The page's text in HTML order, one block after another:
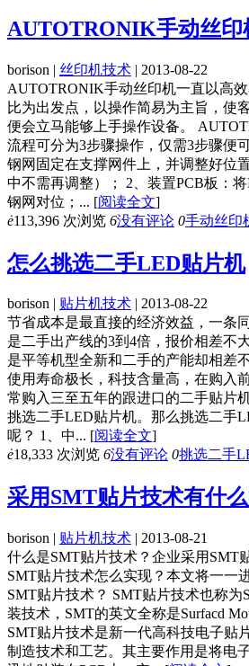
AUTOTRONIK手动丝印
borison | 丝印机技术 | 2013-08-22
AUTOTRONIK手动丝印机一直以高
比为出发点，以操作简易为主旨，使
便会立马能够上手操作设备。
流程可分为3步骤操作，仅需3步骤便
钢网固定在支撑网件上，并调整好位
中不需再调整）； 2、装置PCB板：
钢网对位；... [阅读全文]
ė113,396 次浏览 6没有评论 0手动丝印
怎么挑选二手LED贴片机
borison | 贴片机技术 | 2013-08-22
节省成本是最直接的经济效益，一条
是二手出产线的3到4倍，报价相差不
是平等机型全新和二手的产能却相差
使用寿命极长，科技含量高，在购入
常购入三至五年的跟进口的二手贴片
挑选二手LED贴片机。那么挑选二手
呢？ 1、中... [阅读全文]
ė18,333 次浏览 6没有评论 0挑选二手
采用SMT贴片技术有什
borison | 贴片机技术 | 2013-08-21
什么是SMT贴片技术？企业采用SMT
SMT贴片技术怎么实现？本文将一一
SMT贴片技术？ SMT贴片技术也称为
装技术，SMT的英文全称是Surfacd
SMT贴片技术是新一代高科技电子贴
制造技术和工艺。其主要作用是将电